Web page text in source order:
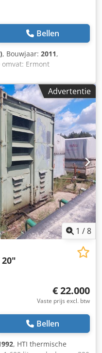
Bellen
, Bouwjaar: 2011,
omvat: Ermont
en trémie onder het
2 bitumen opslagsilo’s.
uur. Crsdpfoxpm Ttjx
Advertentie
1 /8
€ 22.000
Vaste prijs excl. btw
Bellen
, HTI thermische